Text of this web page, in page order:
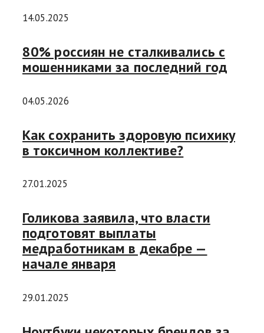
14.05.2025
80% россиян не сталкивались с
мошенниками за последний год
04.05.2026
Как сохранить здоровую психику
в токсичном коллективе?
27.01.2025
Голикова заявила, что власти
подготовят выплаты
медработникам в декабре —
начале января
29.01.2025